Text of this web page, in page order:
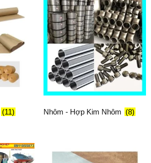
(11) Nhôm - Hợp Kim Nhôm (8)